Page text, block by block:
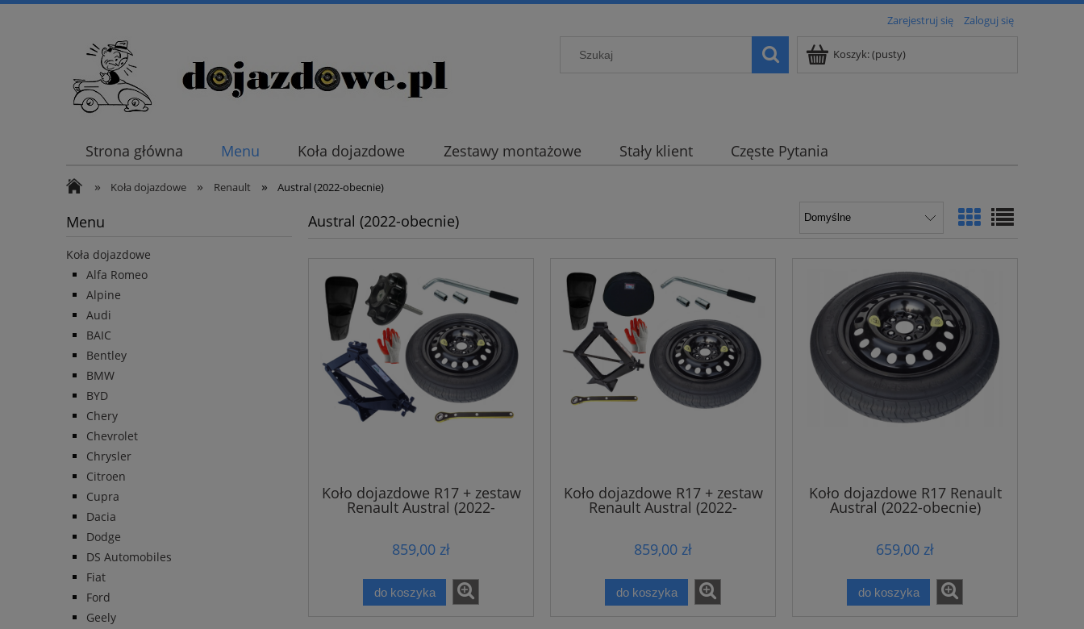
Zarejestruj się Zaloguj się
Koszyk:(pusty)
Strona główna Menu Koła dojazdowe Zestawy montażowe Stały klient Częste Pytania
» Koła dojazdowe » Renault » Austral (2022-obecnie)
Menu
Koła dojazdowe
Alfa Romeo
Alpine
Audi
BAIC
Bentley
BMW
BYD
Chery
Chevrolet
Chrysler
Citroen
Cupra
Dacia
Dodge
DS Automobiles
Fiat
Ford
Geely
Austral (2022-obecnie)
Koło dojazdowe R17 + zestaw
Renault Austral (2022-
859,00 zł
do koszyka
Koło dojazdowe R17 + zestaw
Renault Austral (2022-
859,00 zł
do koszyka
Koło dojazdowe R17 Renault
Austral (2022-obecnie)
659,00 zł
do koszyka